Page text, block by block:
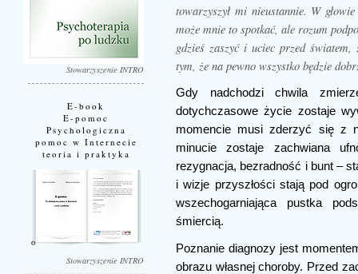
Stowarzyszenie INTRO
E-book
E-pomoc
Psychologiczna
pomoc w Internecie
teoria i praktyka
Stowarzyszenie INTRO
towarzyszył mi nieustannie. W
może mnie to spotkać, ale rozum
gdzieś zaszyć i uciec przed światem,
tym, że na pewno wszystko będzie
Gdy nadchodzi chwila
dotychczasowe życie zostaje
momencie musi zderzyć się z
minucie zostaje zachwiana
rezygnacja, bezradność i bunt –
i wizje przyszłości stają pod
wszechogarniająca pustka
śmiercią.
Poznanie diagnozy jest
obrazu własnej choroby. Przed